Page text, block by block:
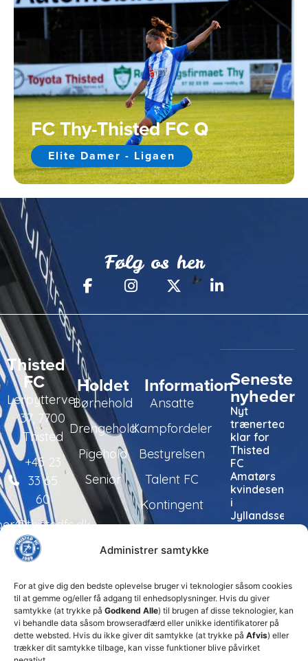
Administrer samtykke
For at give dig den bedste oplevelse bruger vi teknologier såsom cookies
til at gemme og/eller få adgang til enhedsoplysninger. Hvis du giver
samtykke (at trykke på Godkend Alle) til brugen af disse teknologier, kan
vi behandle data såsom browseradfærd eller unikke identifikatorer på
dette websted. Hvis du ikke giver dit samtykke (at trykke på Afvis) eller
trækker dit samtykke tilbage, kan visse funktioner blive påvirket
FC Thy-Thisted FC Q
Elite Damer - Ligaen
Følg os her
Thisted
FC
Lerpyttervej
37, 7700
Thisted
+45 23
33 65
60
Holdet
Børnehold
Drengehold
Pigehold
Senior
Information
Ansatte
Kampfordeler
Bestyrelsen
Talent FC
Kontingent
Seneste
nyheder
Nyt
trænerteam
klar for
Thisted
FC
Amatørs
kvindesenior
i
Jyllandsserien
24. juli 2026
økonomiske
beslutninger
for at
sikre
klubbens